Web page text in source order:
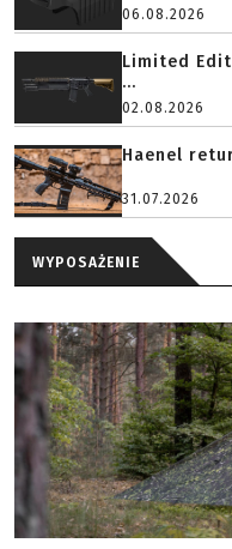
06.08.2026
Limited
...
02.08.2026
Haenel
31.07.2026
WYPOSAŻENIE